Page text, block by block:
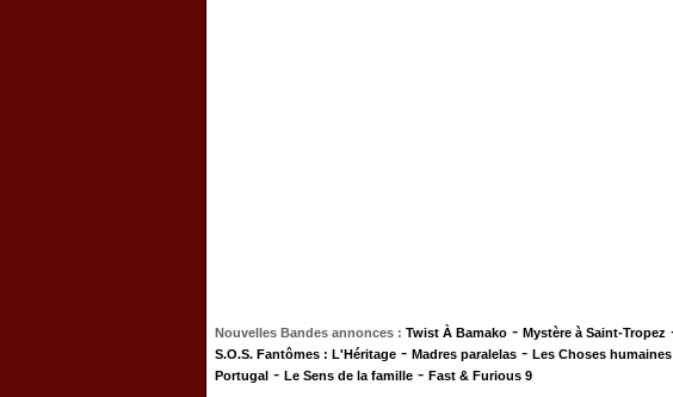
Nouvelles Bandes annonces : Twist À Bamako - Mystère à Saint-Tropez
S.O.S. Fantômes : L'Héritage - Madres paralelas - Les Choses humaines
Portugal - Le Sens de la famille - Fast & Furious 9